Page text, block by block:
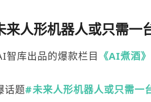
来人形机器人或只需一
智库出品的爆款栏目 《AI煮酒
话题#未来人形机器人或只需一